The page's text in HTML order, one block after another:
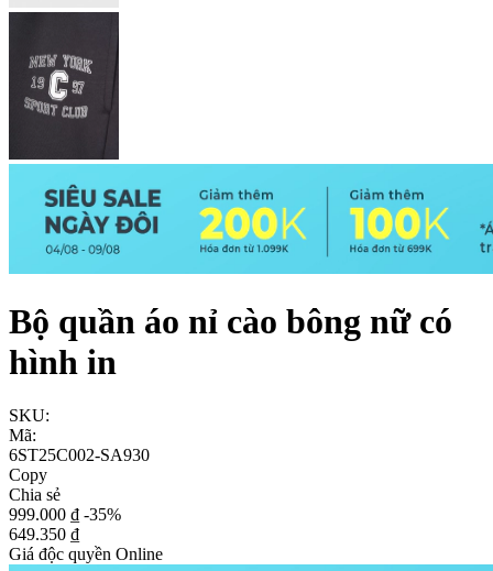
Bộ quần áo nỉ cào bông nữ có
hình in
SKU:
Mã:
6ST25C002-SA930
Copy
Chia sẻ
999.000 ₫ -35%
649.350 ₫
Giá độc quyền Online